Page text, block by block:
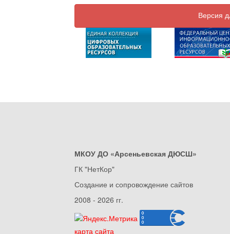
Версия
МКОУ ДО «Арсеньевская ДЮСШ»
ГК "НетКор"
Создание и сопровождение сайтов
2008 - 2026 гг.
карта сайта